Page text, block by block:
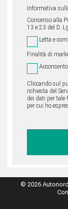
Informativa
Consenso alla
13 e 23 del D.
Letta e
Finalità di
Acconsento
Cliccando sul
richiesta del
dei dati per tale
per cui ho
© 2026